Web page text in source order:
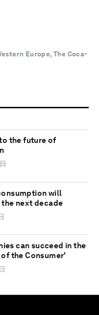
Europe, The Coca-
the future of
will
the next decade
can succeed in the
the Consumer'